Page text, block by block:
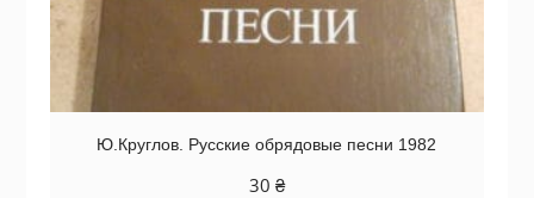
Ю.Круглов. Русские обрядовые песни 1982
30 ₴